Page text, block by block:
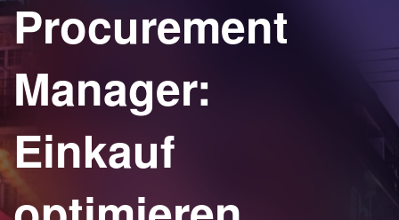
Procurement
Manager:
Einkauf